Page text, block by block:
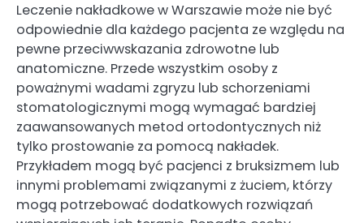
Leczenie nakładkowe w Warszawie może nie być
odpowiednie dla każdego pacjenta ze względu na
pewne przeciwwskazania zdrowotne lub
anatomiczne. Przede wszystkim osoby z
poważnymi wadami zgryzu lub schorzeniami
stomatologicznymi mogą wymagać bardziej
zaawansowanych metod ortodontycznych niż
tylko prostowanie za pomocą nakładek.
Przykładem mogą być pacjenci z bruksizmem lub
innymi problemami związanymi z żuciem, którzy
mogą potrzebować dodatkowych rozwiązań